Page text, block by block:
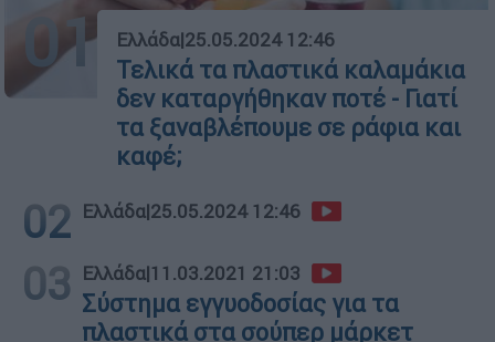
01 Ελλάδα|25.05.2024 12:46
Τελικά τα πλαστικά καλαμάκια
δεν καταργήθηκαν ποτέ - Γιατί
τα ξαναβλέπουμε σε ράφια και
καφέ;
02 Ελλάδα|25.05.2024 12:46
03 Ελλάδα|11.03.2021 21:03
Σύστημα εγγυοδοσίας για τα
πλαστικά στα σούπερ μάρκετ